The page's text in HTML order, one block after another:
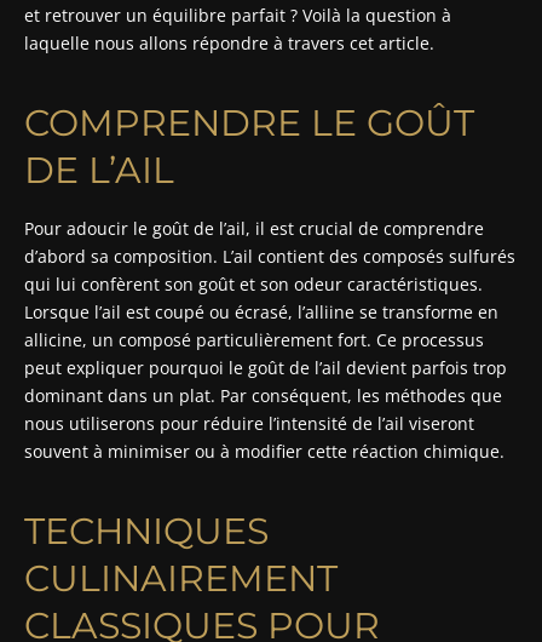
et retrouver un équilibre parfait ? Voilà la question à
laquelle nous allons répondre à travers cet article.
COMPRENDRE LE GOÛT
DE L’AIL
Pour adoucir le goût de l’ail, il est crucial de comprendre
d’abord sa composition. L’ail contient des composés sulfurés
qui lui confèrent son goût et son odeur caractéristiques.
Lorsque l’ail est coupé ou écrasé, l’alliine se transforme en
allicine, un composé particulièrement fort. Ce processus
peut expliquer pourquoi le goût de l’ail devient parfois trop
dominant dans un plat. Par conséquent, les méthodes que
nous utiliserons pour réduire l’intensité de l’ail viseront
souvent à minimiser ou à modifier cette réaction chimique.
TECHNIQUES
CULINAIREMENT
CLASSIQUES POUR